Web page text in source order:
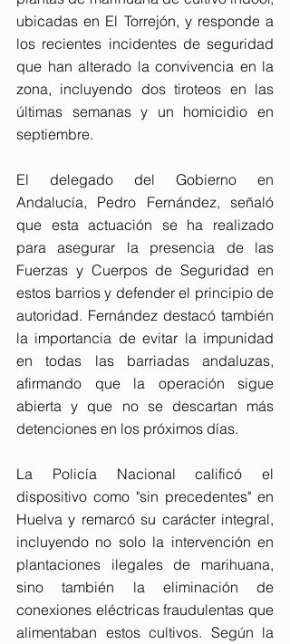
ubicadas en El Torrejón, y responde a
los recientes incidentes de seguridad
que han alterado la convivencia en la
zona, incluyendo dos tiroteos en las
últimas semanas y un homicidio en
septiembre.
El delegado del Gobierno en
Andalucía, Pedro Fernández, señaló
que esta actuación se ha realizado
para asegurar la presencia de las
Fuerzas y Cuerpos de Seguridad en
estos barrios y defender el principio de
autoridad. Fernández destacó también
la importancia de evitar la impunidad
en todas las barriadas andaluzas,
afirmando que la operación sigue
abierta y que no se descartan más
detenciones en los próximos días.
La Policía Nacional calificó el
dispositivo como "sin precedentes" en
Huelva y remarcó su carácter integral,
incluyendo no solo la intervención en
plantaciones ilegales de marihuana,
sino también la eliminación de
conexiones eléctricas fraudulentas que
alimentaban estos cultivos. Según la